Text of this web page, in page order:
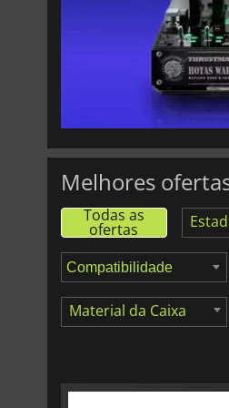
Melhores
Todas as
ofertas
Material da Caixa